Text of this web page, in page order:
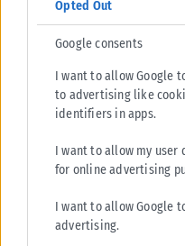
Opted Out
Google consents
I want to allow Google
to advertising like
identifiers in apps.
I want to allow my user
for online advertising
I want to allow Google
advertising.
είναι όλα ρόδινα και
την καθημερινότητα κάθε
ότι σήμερα η αγορά
που έχει υπάρξει τα
Νίκη Κεραμέως Συντάξεις